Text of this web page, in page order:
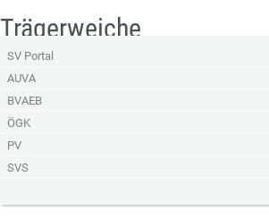
Trägerweiche
SV Portal
AUVA
BVAEB
ÖGK
PV
SVS